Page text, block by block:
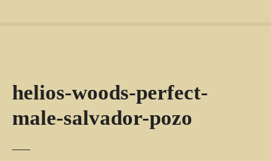
helios-woods-perfect-
male-salvador-pozo